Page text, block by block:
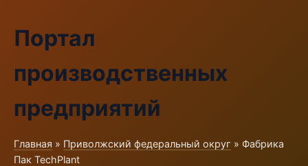
Портал
производственных
предприятий
Главная » Приволжский федеральный округ » Фабрика
Пак TechPlant